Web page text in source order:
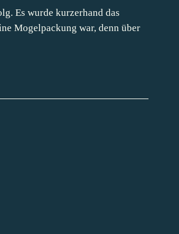
Es wurde kurzerhand das
Mogelpackung war, denn über